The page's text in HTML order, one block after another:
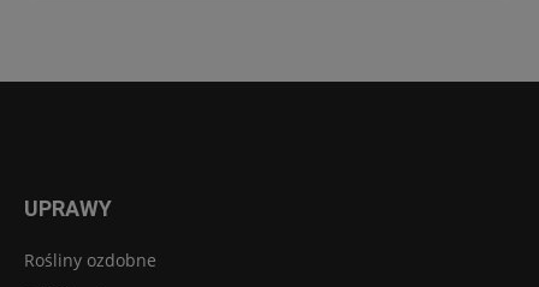
UPRAWY
Rośliny ozdobne